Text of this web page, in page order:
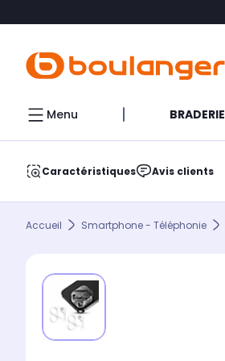
Menu BRADERIE
Caractéristiques Avis clients
Accueil Smartphone - Téléphonie